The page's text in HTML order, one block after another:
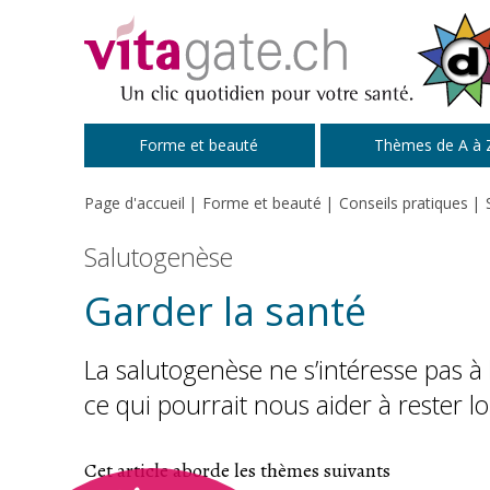
Forme et beauté Thèmes de A à
Page d'accueil Forme et beauté Conseils pratiques
Salutogenèse
Garder la santé
La salutogenèse ne s’intéresse pas
ce qui pourrait nous aider à rester
Cet article aborde les thèmes suivants